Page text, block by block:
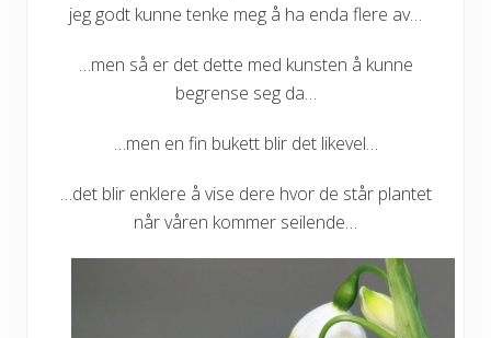
jeg godt kunne tenke meg å ha enda flere av…
…men så er det dette med kunsten å kunne
begrense seg da…
…men en fin bukett blir det likevel…
…det blir enklere å vise dere hvor de står plantet
når våren kommer seilende…